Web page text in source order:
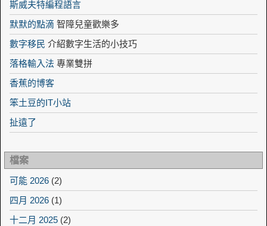
斯威夫特編程語言
默默的點滴 智障兒童歡樂多
數字移民 介紹數字生活的小技巧
落格輸入法 專業雙拼
香蕉的博客
笨土豆的IT小站
扯遠了
檔案
可能 2026 (2)
四月 2026 (1)
十二月 2025 (2)